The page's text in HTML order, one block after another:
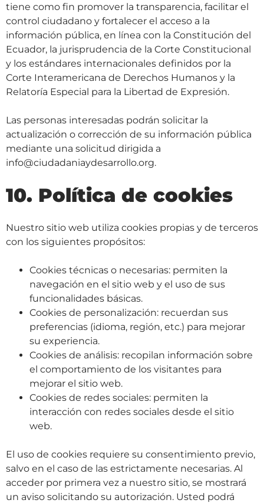
tiene como fin promover la transparencia, facilitar el
control ciudadano y fortalecer el acceso a la
información pública, en línea con la Constitución del
Ecuador, la jurisprudencia de la Corte Constitucional
y los estándares internacionales definidos por la
Corte Interamericana de Derechos Humanos y la
Relatoría Especial para la Libertad de Expresión.
Las personas interesadas podrán solicitar la
actualización o corrección de su información pública
mediante una solicitud dirigida a
info@ciudadaniaydesarrollo.org.
10. Política de cookies
Nuestro sitio web utiliza cookies propias y de terceros
con los siguientes propósitos:
Cookies técnicas o necesarias: permiten la
navegación en el sitio web y el uso de sus
funcionalidades básicas.
Cookies de personalización: recuerdan sus
preferencias (idioma, región, etc.) para mejorar
su experiencia.
Cookies de análisis: recopilan información sobre
el comportamiento de los visitantes para
mejorar el sitio web.
Cookies de redes sociales: permiten la
interacción con redes sociales desde el sitio
web.
El uso de cookies requiere su consentimiento previo,
salvo en el caso de las estrictamente necesarias. Al
acceder por primera vez a nuestro sitio, se mostrará
un aviso solicitando su autorización. Usted podrá